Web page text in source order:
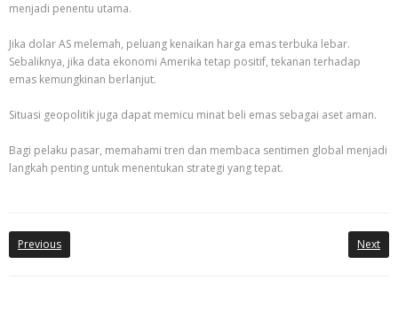
menjadi penentu utama.
Jika dolar AS melemah, peluang kenaikan harga emas terbuka lebar.
Sebaliknya, jika data ekonomi Amerika tetap positif, tekanan terhadap
emas kemungkinan berlanjut.
Situasi geopolitik juga dapat memicu minat beli emas sebagai aset aman.
Bagi pelaku pasar, memahami tren dan membaca sentimen global menjadi
langkah penting untuk menentukan strategi yang tepat.
Previous Next